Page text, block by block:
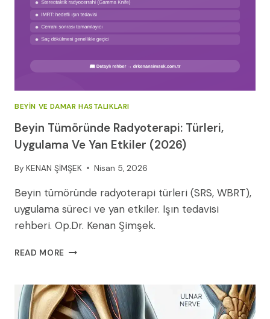
BEYIN VE DAMAR HASTALIKLARI
Beyin Tümöründe Radyoterapi: Türleri,
Uygulama Ve Yan Etkiler (2026)
By KENAN ŞİMŞEK Nisan 5, 2026
Beyin tümöründe radyoterapi türleri (SRS, WBRT),
uygulama süreci ve yan etkiler. Işın tedavisi
rehberi. Op.Dr. Kenan Şimşek.
READ MORE BEYIN
TÜRLERI,
UYGULAMA
VE